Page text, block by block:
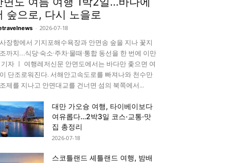
숲으로, 다시 노을로
- 2026-07-18
장항에서 기지포해수욕장과 안면송 숲을 지나 꽃지
까지…식당·숙소·주차·물때·통합 동선을 한 번에 이만
자 ㅣ 여행레저신문 안면도에서는 바다만 좇으면 여
단조로워진다. 서해안고속도로를 빠져나와 천수만
제를 지나고 안면대교를 건너면 섬의 북쪽에서...
대만 가오슝 여행, 타이베이보다
여유롭다…2박3일 코스·교통·맛
집 총정리
2026-07-18
스코틀랜드 셰틀랜드 여행, 밤배